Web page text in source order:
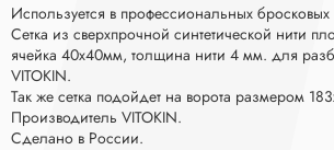
Используется в профессиональных бросковых
Сетка из сверхпрочной синтетической нити
ячейка 40х40мм, толщина нити 4 мм. для
VITOKIN.
Так же сетка подойдет на ворота размером
Производитель VITOKIN.
Сделано в России.